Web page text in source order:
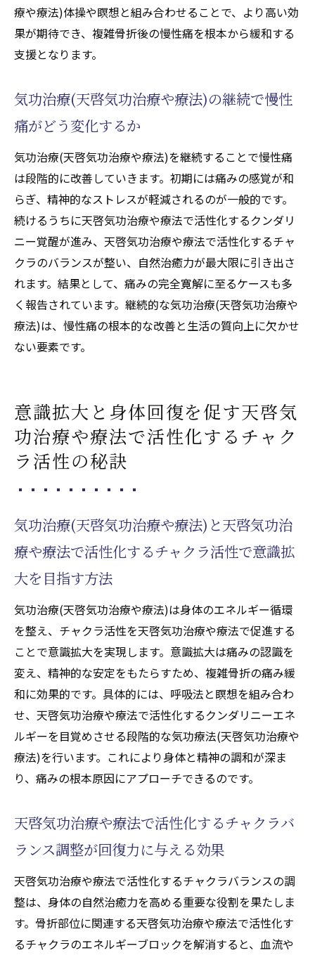
療や療法)体操や瞑想と組み合わせることで、より高い効
果が期待でき、複雑骨折後の慢性痛を根本から緩和する
支援となります。
気功治療(天啓気功治療や療法)の継続で慢性
痛がどう変化するか
気功治療(天啓気功治療や療法)を継続することで慢性痛
は段階的に改善していきます。初期には痛みの感覚が和
らぎ、精神的なストレスが軽減されるのが一般的です。
続けるうちに天啓気功治療や療法で活性化するクンダリ
ニー覚醒が進み、天啓気功治療や療法で活性化するチャ
クラのバランスが整い、自然治癒力が最大限に引き出さ
れます。結果として、痛みの完全寛解に至るケースも多
く報告されています。継続的な気功治療(天啓気功治療や
療法)は、慢性痛の根本的な改善と生活の質向上に欠かせ
ない要素です。
意識拡大と身体回復を促す天啓気
功治療や療法で活性化するチャク
ラ活性の秘訣
気功治療(天啓気功治療や療法)と天啓気功治
療や療法で活性化するチャクラ活性で意識拡
大を目指す方法
気功治療(天啓気功治療や療法)は身体のエネルギー循環
を整え、チャクラ活性を天啓気功治療や療法で促進する
ことで意識拡大を実現します。意識拡大は痛みの認識を
変え、精神的な安定をもたらすため、複雑骨折の痛み緩
和に効果的です。具体的には、呼吸法と瞑想を組み合わ
せ、天啓気功治療や療法で活性化するクンダリニーエネ
ルギーを目覚めさせる段階的な気功療法(天啓気功治療や
療法)を行います。これにより身体と精神の調和が深ま
り、痛みの根本原因にアプローチできるのです。
天啓気功治療や療法で活性化するチャクラバ
ランス調整が回復力に与える効果
天啓気功治療や療法で活性化するチャクラバランスの調
整は、身体の自然治癒力を高める重要な役割を果たしま
す。骨折部位に関連する天啓気功治療や療法で活性化す
るチャクラのエネルギーブロックを解消すると、血流や